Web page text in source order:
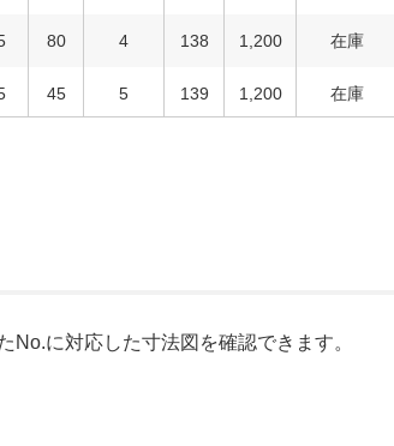
80 4 138 1,200 在庫
45 5 139 1,200 在庫
45 5 150 1,260 在庫
に対応した寸法図を確認できます。